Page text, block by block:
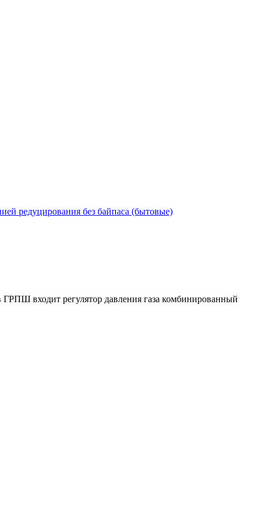
редуцирования без байпаса (бытовые)
ГРПШ входит регулятор давления газа комбинированный